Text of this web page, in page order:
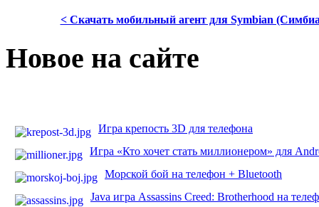
< Скачать мобильный агент для Symbian
Новое на сайте
Игра крепость 3D для телефона
Игра «Кто хочет стать миллионером» для
Морской бой на телефон + Bluetooth
Java игра Assassins Creed: Brotherhood на